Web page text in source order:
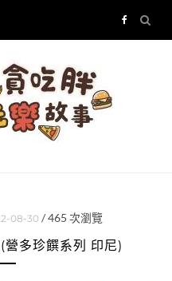
08-30 /465 次瀏覽
營多珍饌系列 印尼)